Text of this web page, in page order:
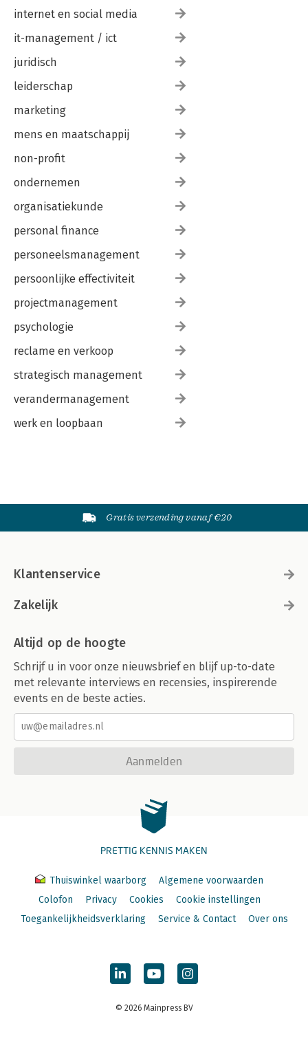
internet en social media
it-management / ict
juridisch
leiderschap
marketing
mens en maatschappij
non-profit
ondernemen
organisatiekunde
personal finance
personeelsmanagement
persoonlijke effectiviteit
projectmanagement
psychologie
reclame en verkoop
strategisch management
verandermanagement
werk en loopbaan
Gratis verzending vanaf €20
Klantenservice
Zakelijk
Altijd op de hoogte
Schrijf u in voor onze nieuwsbrief en blijf up-to-date
met relevante interviews en recensies, inspirerende
events en de beste acties.
Aanmelden
PRETTIG KENNIS MAKEN
Thuiswinkel waarborg
Algemene voorwaarden
Colofon
Privacy Cookies
Cookie instellingen
Toegankelijkheidsverklaring
Service & Contact Over ons
© 2026 Mainpress BV